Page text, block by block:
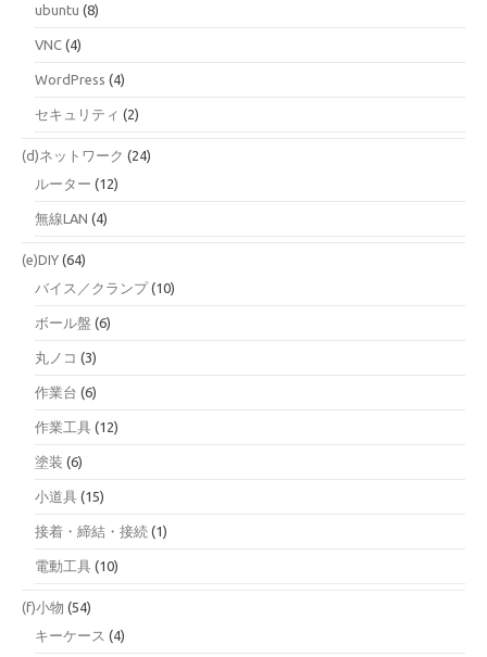
ubuntu (8)
VNC (4)
WordPress (4)
セキュリティ (2)
(d)ネットワーク (24)
ルーター (12)
無線LAN (4)
(e)DIY (64)
バイス／クランプ(10)
ボール盤 (6)
丸ノコ (3)
作業台 (6)
作業工具 (12)
塗装 (6)
小道具 (15)
接着・締結・接続 (1)
電動工具 (10)
(f)小物 (54)
キーケース (4)